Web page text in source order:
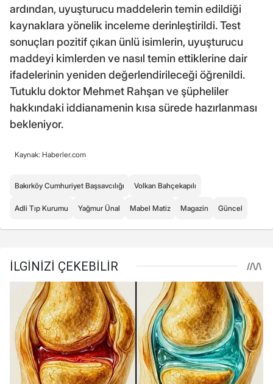
ardından, uyuşturucu maddelerin temin edildiği
kaynaklara yönelik inceleme derinleştirildi. Test
sonuçları pozitif çıkan ünlü isimlerin, uyuşturucu
maddeyi kimlerden ve nasıl temin ettiklerine dair
ifadelerinin yeniden değerlendirileceği öğrenildi.
Tutuklu doktor Mehmet Rahşan ve şüpheliler
hakkındaki iddianamenin kısa sürede hazırlanması
bekleniyor.
Kaynak: Haberler.com
Bakırköy Cumhuriyet Başsavcılığı Volkan Bahçekapılı
Adli Tıp Kurumu Yağmur Ünal Mabel Matiz Magazin Güncel